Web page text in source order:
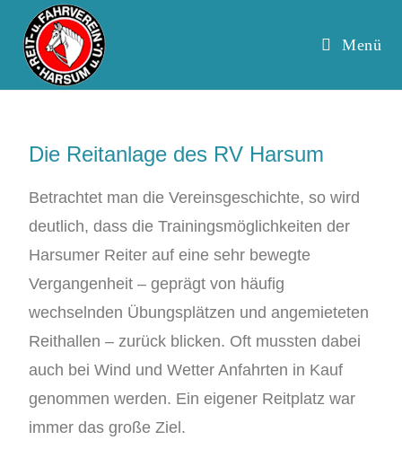
Menü
Die Reitanlage des RV Harsum
Betrachtet man die Vereinsgeschichte, so wird
deutlich, dass die Trainingsmöglichkeiten der
Harsumer Reiter auf eine sehr bewegte
Vergangenheit – geprägt von häufig
wechselnden Übungsplätzen und angemieteten
Reithallen – zurück blicken. Oft mussten dabei
auch bei Wind und Wetter Anfahrten in Kauf
genommen werden. Ein eigener Reitplatz war
immer das große Ziel.